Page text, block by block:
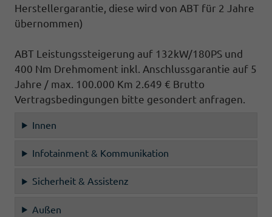
Herstellergarantie, diese wird von ABT für 2 Jahre
übernommen)
ABT Leistungssteigerung auf 132kW/180PS und
400 Nm Drehmoment inkl. Anschlussgarantie auf 5
Jahre / max. 100.000 Km 2.649 € Brutto
Vertragsbedingungen bitte gesondert anfragen.
Innen
Infotainment & Kommunikation
Sicherheit & Assistenz
Außen